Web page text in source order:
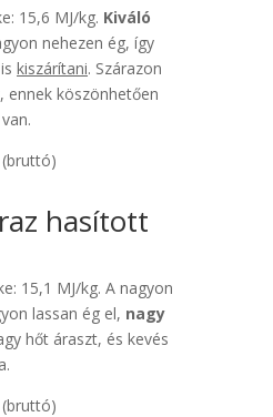
15,6 MJ/kg. Kiváló
nehezen ég, így
kiszárítani. Szárazon
ennek köszönhetően
hasított
15,1 MJ/kg. A nagyon
lassan ég el, nagy
hőt áraszt, és kevés